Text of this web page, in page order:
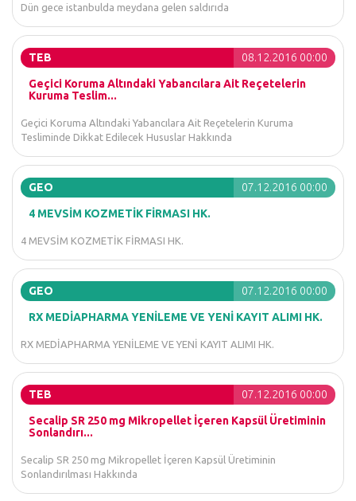
Dün gece istanbulda meydana gelen saldırıda
TEB 08.12.2016 00:00
Geçici Koruma Altındaki Yabancılara Ait Reçetelerin
Kuruma Teslim...
Geçici Koruma Altındaki Yabancılara Ait Reçetelerin Kuruma
Tesliminde Dikkat Edilecek Hususlar Hakkında
GEO 07.12.2016 00:00
4 MEVSİM KOZMETİK FİRMASI HK.
4 MEVSİM KOZMETİK FİRMASI HK.
GEO 07.12.2016 00:00
RX MEDİAPHARMA YENİLEME VE YENİ KAYIT ALIMI HK.
RX MEDİAPHARMA YENİLEME VE YENİ KAYIT ALIMI HK.
TEB 07.12.2016 00:00
Secalip SR 250 mg Mikropellet İçeren Kapsül Üretiminin
Sonlandırı...
Secalip SR 250 mg Mikropellet İçeren Kapsül Üretiminin
Sonlandırılması Hakkında